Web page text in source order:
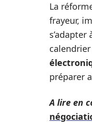
La
frayeur,
préparer
A lire en